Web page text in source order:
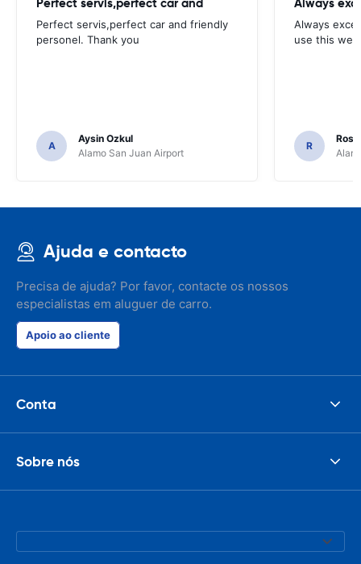
Perfect servis,perfect car and friendly
personel. Thank you
A
Aysin Ozkul
Alamo San Juan Airport
Always
use this
R
Ajuda e contacto
Precisa de ajuda? Por favor, contacte os nossos
especialistas em aluguer de carro.
Apoio ao cliente
Conta
Sobre nós